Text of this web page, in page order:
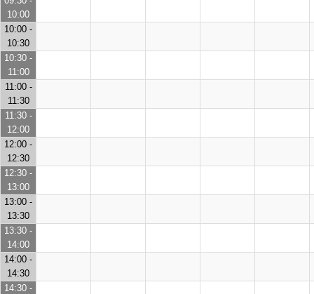
10:00
10:00 -
10:30
10:30 -
11:00
11:00 -
11:30
11:30 -
12:00
12:00 -
12:30
12:30 -
13:00
13:00 -
13:30
13:30 -
14:00
14:00 -
14:30
14:30 -